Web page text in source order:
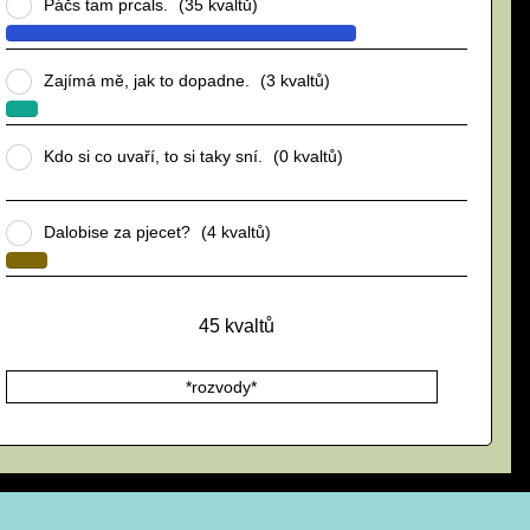
Páčs tam prcals. (35 kvaltů)
Zajímá mě, jak to dopadne. (3 kvaltů)
Kdo si co uvaří, to si taky sní. (0 kvaltů)
Dalobise za pjecet? (4 kvaltů)
45 kvaltů
*rozvody*